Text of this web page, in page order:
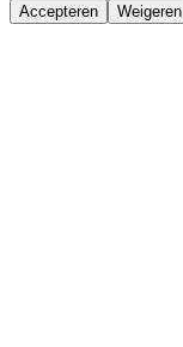
Accepteren Weigeren